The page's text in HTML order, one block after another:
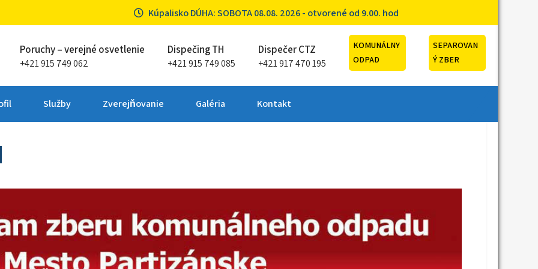
Kúpalisko DÚHA: SOBOTA 08.08. 2026 - otvorené od 9.00. hod
Partizánske
Poruchy – verejné osvetlenie
+421 915 749 062
Dispečing TH
+421 915 749 085
Dispečer CTZ
+421 917 470 195
KOMUNÁLNY
ODPAD
SEPAROVAN
Ý ZBER
Služby Zverejňovanie Galéria Kontakt